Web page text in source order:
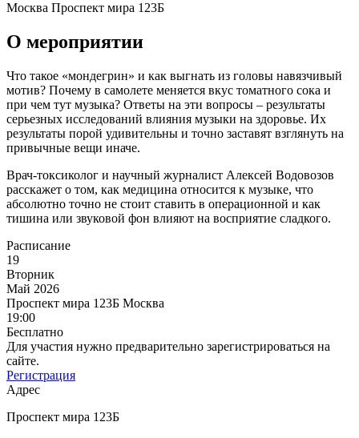
Москва Проспект мира 123Б
О мероприятии
Что такое «мондегрин» и как выгнать из головы навязчивый
мотив? Почему в самолете меняется вкус томатного сока и
при чем тут музыка? Ответы на эти вопросы – результаты
серьезных исследований влияния музыки на здоровье. Их
результаты порой удивительны и точно заставят взглянуть на
привычные вещи иначе.
Врач-токсиколог и научный журналист Алексей Водовозов
расскажет о том, как медицина относится к музыке, что
абсолютно точно не стоит ставить в операционной и как
тишина или звуковой фон влияют на восприятие сладкого.
Расписание
19
Вторник
Май 2026
Проспект мира 123Б Москва
19:00
Бесплатно
Для участия нужно предварительно зарегистрироваться на
сайте.
Регистрация
Адрес
Проспект мира 123Б